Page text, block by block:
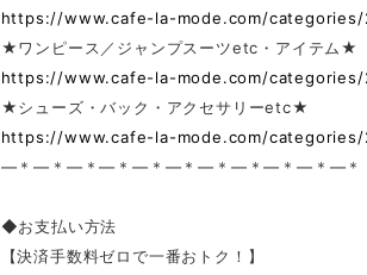
https://www.cafe-la-mode.com/categories/
★ワンピース／ジャンプスーツetc・アイテム★
https://www.cafe-la-mode.com/categories/
★シューズ・バック・アクセサリーetc★
https://www.cafe-la-mode.com/categories/
—＊—＊—＊—＊—＊—＊—＊—＊—＊—＊—＊
◆お支払い方法
【決済手数料ゼロで一番おトク！】